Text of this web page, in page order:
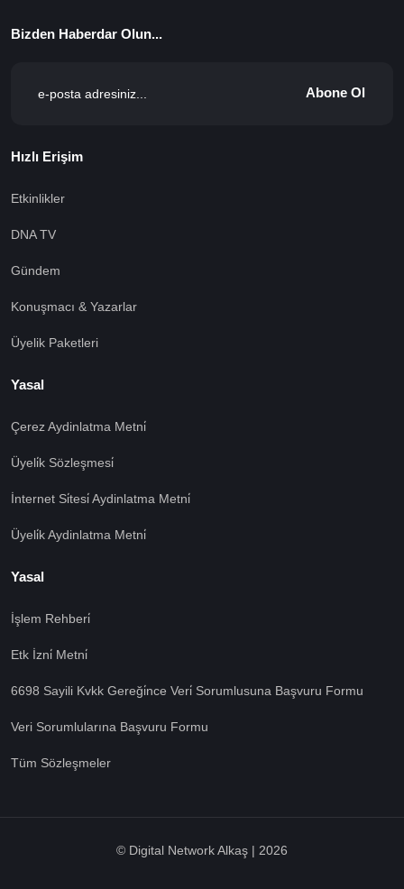
Bizden Haberdar Olun...
Abone Ol
Hızlı Erişim
Etkinlikler
DNA TV
Gündem
Konuşmacı & Yazarlar
Üyelik Paketleri
Yasal
Çerez Aydinlatma Metni̇
Üyeli̇k Sözleşmesi̇
İnternet Si̇tesi̇ Aydinlatma Metni̇
Üyeli̇k Aydinlatma Metni̇
Yasal
İşlem Rehberi̇
Etk İzni̇ Metni̇
6698 Sayili Kvkk Gereği̇nce Veri̇ Sorumlusuna Başvuru Formu
Veri Sorumlularına Başvuru Formu
Tüm Sözleşmeler
© Digital Network Alkaş | 2026
🍪 Çerez Kullanıyoruz!
şekilde çerezler kullanmaktayız. Çerezleri nasıl
inceleyebilirsiniz Bu siteye giriş yaparak çerez
Tümü Red